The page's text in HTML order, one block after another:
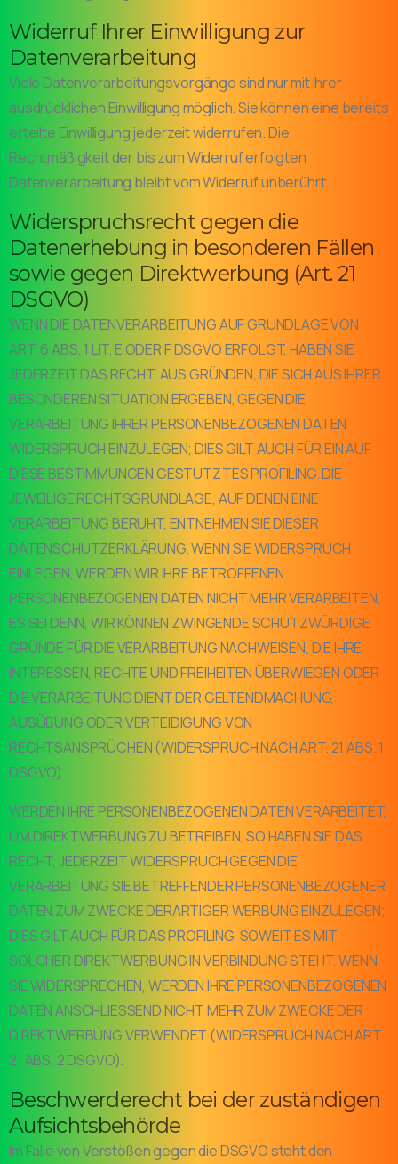
Widerruf Ihrer Einwilligung zur
Datenverarbeitung
Viele Datenverarbeitungsvorgänge sind nur mit Ihrer
ausdrücklichen Einwilligung möglich. Sie können eine bereits
erteilte Einwilligung jederzeit widerrufen. Die
Rechtmäßigkeit der bis zum Widerruf erfolgten
Datenverarbeitung bleibt vom Widerruf unberührt.
Widerspruchsrecht gegen die
Datenerhebung in besonderen Fällen
sowie gegen Direktwerbung (Art. 21
DSGVO)
WENN DIE DATENVERARBEITUNG AUF GRUNDLAGE VON
ART. 6 ABS. 1 LIT. E ODER F DSGVO ERFOLGT, HABEN SIE
JEDERZEIT DAS RECHT, AUS GRÜNDEN, DIE SICH AUS IHRER
BESONDEREN SITUATION ERGEBEN, GEGEN DIE
VERARBEITUNG IHRER PERSONENBEZOGENEN DATEN
WIDERSPRUCH EINZULEGEN; DIES GILT AUCH FÜR EIN AUF
DIESE BESTIMMUNGEN GESTÜTZTES PROFILING. DIE
JEWEILIGE RECHTSGRUNDLAGE, AUF DENEN EINE
VERARBEITUNG BERUHT, ENTNEHMEN SIE DIESER
DATENSCHUTZERKLÄRUNG. WENN SIE WIDERSPRUCH
EINLEGEN, WERDEN WIR IHRE BETROFFENEN
PERSONENBEZOGENEN DATEN NICHT MEHR VERARBEITEN,
ES SEI DENN, WIR KÖNNEN ZWINGENDE SCHUTZWÜRDIGE
GRÜNDE FÜR DIE VERARBEITUNG NACHWEISEN, DIE IHRE
INTERESSEN, RECHTE UND FREIHEITEN ÜBERWIEGEN ODER
DIE VERARBEITUNG DIENT DER GELTENDMACHUNG,
AUSÜBUNG ODER VERTEIDIGUNG VON
RECHTSANSPRÜCHEN (WIDERSPRUCH NACH ART. 21 ABS. 1
DSGVO).
WERDEN IHRE PERSONENBEZOGENEN DATEN VERARBEITET,
UM DIREKTWERBUNG ZU BETREIBEN, SO HABEN SIE DAS
RECHT, JEDERZEIT WIDERSPRUCH GEGEN DIE
VERARBEITUNG SIE BETREFFENDER PERSONENBEZOGENER
DATEN ZUM ZWECKE DERARTIGER WERBUNG EINZULEGEN;
DIES GILT AUCH FÜR DAS PROFILING, SOWEIT ES MIT
SOLCHER DIREKTWERBUNG IN VERBINDUNG STEHT. WENN
SIE WIDERSPRECHEN, WERDEN IHRE PERSONENBEZOGENEN
DATEN ANSCHLIESSEND NICHT MEHR ZUM ZWECKE DER
DIREKTWERBUNG VERWENDET (WIDERSPRUCH NACH ART.
21 ABS. 2 DSGVO).
Beschwerde­recht bei der zuständigen
Aufsichts­behörde
Im Falle von Verstößen gegen die DSGVO steht den